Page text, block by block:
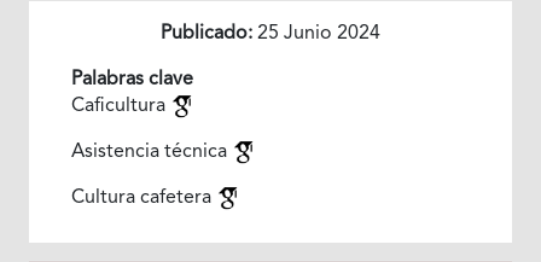
Publicado: 25 Junio 2024
Palabras clave
Caficultura
Asistencia técnica
Cultura cafetera